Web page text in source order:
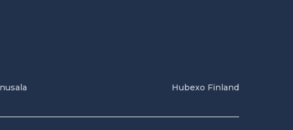
Hubexo Finland